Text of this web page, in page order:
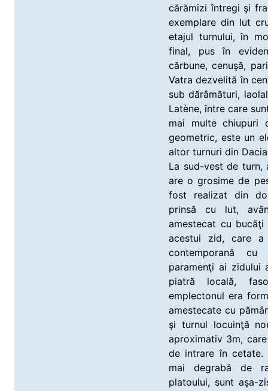
cărămizi întregi şi
exemplare din lut
etajul turnului, în
final, pus în
cărbune, cenuşă,
Vatra dezvelită în
sub dărâmături,
Latène, între care
mai multe
geometric, este un
altor turnuri din
La sud-vest de
are o grosime de
fost realizat din
prinsă cu lut,
amestecat cu
acestui zid, care
contemporană
paramenţi ai zidului
piatră locală,
emplectonul era
amestecate cu
şi turnul locuinţă
aproximativ 3m,
de intrare în
mai degrabă de
platoului, sunt aşa-